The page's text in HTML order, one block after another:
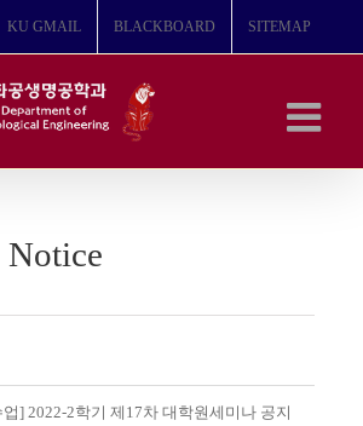
KU GMAIL BLACKBOARD SITEMAP
Notice
업] 2022-2학기 제17차 대학원세미나 공지